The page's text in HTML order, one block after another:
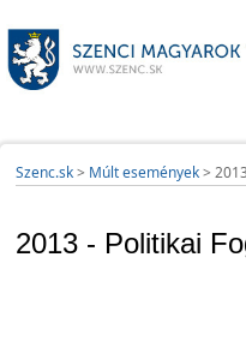
Szenc.sk> Múlt események> 2013
2013 - Politikai